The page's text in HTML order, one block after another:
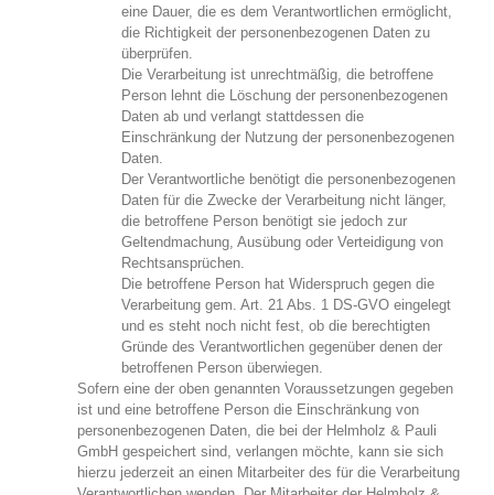
eine Dauer, die es dem Verantwortlichen ermöglicht,
die Richtigkeit der personenbezogenen Daten zu
überprüfen.
Die Verarbeitung ist unrechtmäßig, die betroffene
Person lehnt die Löschung der personenbezogenen
Daten ab und verlangt stattdessen die
Einschränkung der Nutzung der personenbezogenen
Daten.
Der Verantwortliche benötigt die personenbezogenen
Daten für die Zwecke der Verarbeitung nicht länger,
die betroffene Person benötigt sie jedoch zur
Geltendmachung, Ausübung oder Verteidigung von
Rechtsansprüchen.
Die betroffene Person hat Widerspruch gegen die
Verarbeitung gem. Art. 21 Abs. 1 DS-GVO eingelegt
und es steht noch nicht fest, ob die berechtigten
Gründe des Verantwortlichen gegenüber denen der
betroffenen Person überwiegen.
Sofern eine der oben genannten Voraussetzungen gegeben
ist und eine betroffene Person die Einschränkung von
personenbezogenen Daten, die bei der Helmholz & Pauli
GmbH gespeichert sind, verlangen möchte, kann sie sich
hierzu jederzeit an einen Mitarbeiter des für die Verarbeitung